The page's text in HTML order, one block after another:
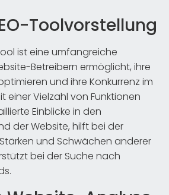
Toolvorstellung
ist eine umfangreiche
Betreibern ermöglicht, ihre
und ihre Konkurrenz im
einer Vielzahl von Funktionen
Einblicke in den
der Website, hilft bei der
und Schwächen anderer
bei der Suche nach